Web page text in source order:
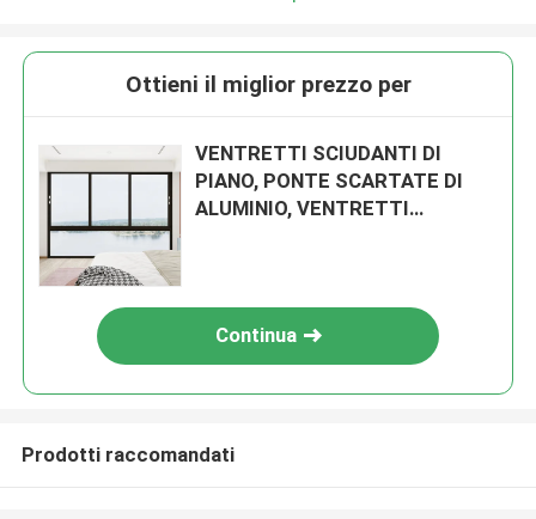
Ottieni il miglior prezzo per
VENTRETTI SCIUDANTI DI
PIANO, PONTE SCARTATE DI
ALUMINIO, VENTRETTI
Continua
Prodotti raccomandati